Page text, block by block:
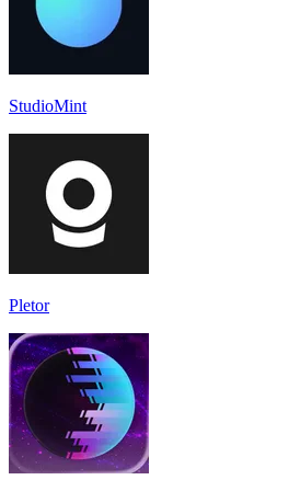
StudioMint
Pletor